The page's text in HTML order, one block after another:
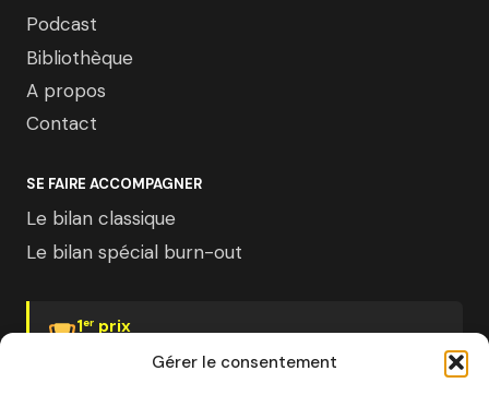
Gérer le consentement
Podcast
Bibliothèque
A propos
Contact
SE FAIRE ACCOMPAGNER
Le bilan classique
Le bilan spécial burn-out
1er prix